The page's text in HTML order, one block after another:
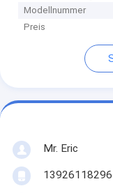
Modellnummer
Preis
Mr. Eric
13926118296